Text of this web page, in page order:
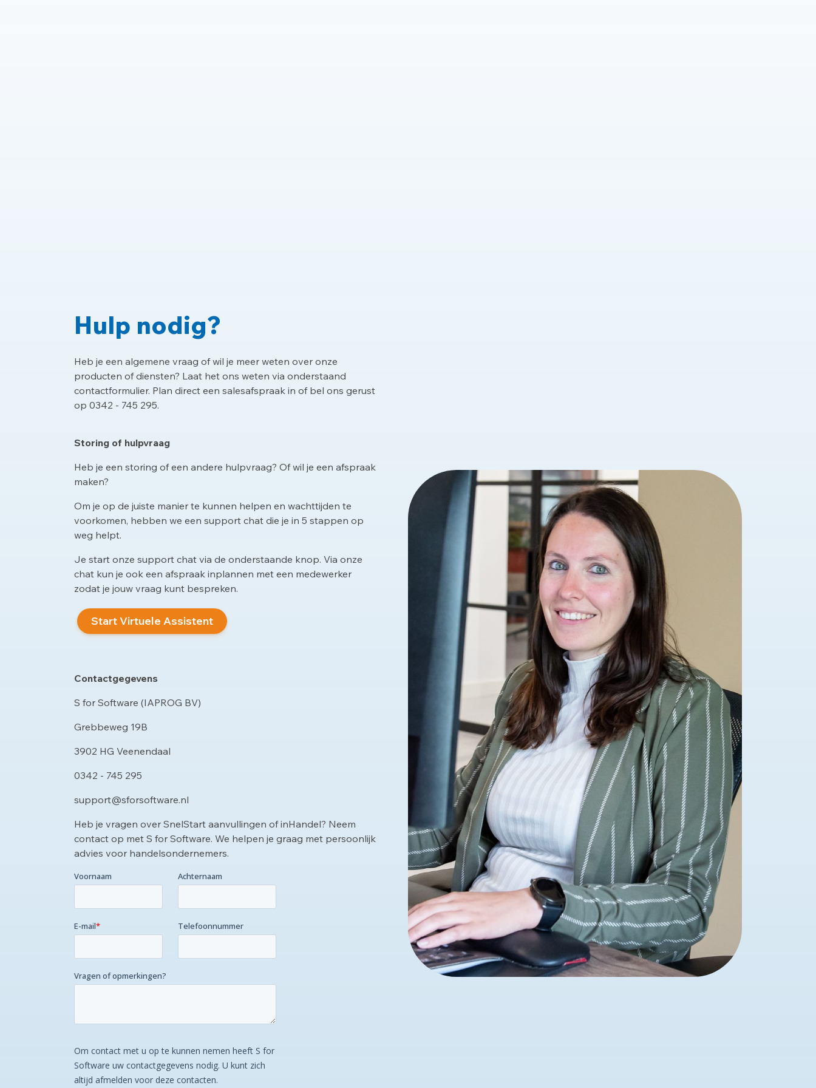
Hulp nodig?
Heb je een algemene vraag of wil je meer weten over onze
producten of diensten? Laat het ons weten via onderstaand
contactformulier. Plan direct een salesafspraak in of bel ons gerust
op 0342 - 745 295.
Storing of hulpvraag
Heb je een storing of een andere hulpvraag? Of wil je een afspraak
maken?
Om je op de juiste manier te kunnen helpen en wachttijden te
voorkomen, hebben we een support chat die je in 5 stappen op
weg helpt.
Je start onze support chat via de onderstaande knop. Via onze
chat kun je ook een afspraak inplannen met een medewerker
zodat je jouw vraag kunt bespreken.
Start Virtuele Assistent
Contactgegevens
S for Software (IAPROG BV)
Grebbeweg 19B
3902 HG Veenendaal
0342 - 745 295
support@sforsoftware.nl
Heb je vragen over SnelStart aanvullingen of inHandel? Neem
contact op met S for Software. We helpen je graag met persoonlijk
advies voor handelsondernemers.